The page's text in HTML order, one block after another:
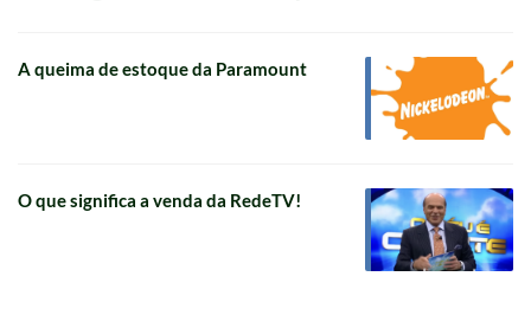
A queima de estoque da Paramount
O que significa a venda da RedeTV!